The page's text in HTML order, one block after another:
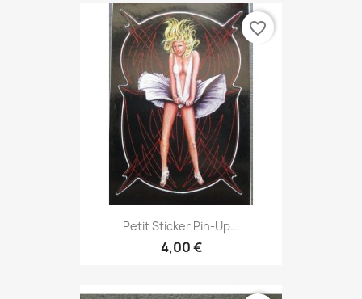
Petit Sticker Pin-Up...
4,00 €
favorite_border